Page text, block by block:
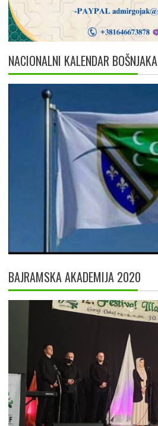
NACIONALNI KALENDAR BOŠNJAKA
BAJRAMSKA AKADEMIJA 2020